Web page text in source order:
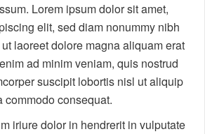
Lorem ipsum dolor sit amet,
elit, sed diam nonummy nibh
laoreet dolore magna aliquam erat
ad minim veniam, quis nostrud
suscipit lobortis nisl ut aliquip
commodo consequat.
iriure dolor in hendrerit in vulputate